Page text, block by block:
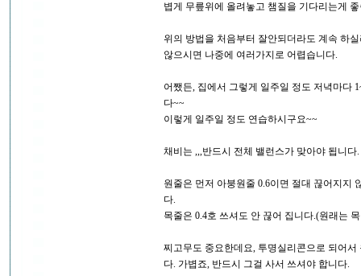
볍게 무릎위에 올려놓고 챔질을 기다리는게
위의 방법을 처음부터 잘안되더라도 계속 하
않으시면 나중에 여러가지로 어렵습니다.
어쨌든, 집에서 그렇게 일주일 정도 저녁마다
다~~
이렇게 일주일 정도 연습하시구요~~
채비는 ,,,반드시 전체 밸런스가 맞아야 됩니
원줄은 먼저 아붕원줄 0.6이면 절대 끊어지지
다.
목줄은 0.4호 쓰셔도 안 끊어 집니다.(원래는
찌고무도 중요한데요, 투명실리콘으로 되어
다. 가볍죠, 반드시 그걸 사서 쓰셔야 합니다.